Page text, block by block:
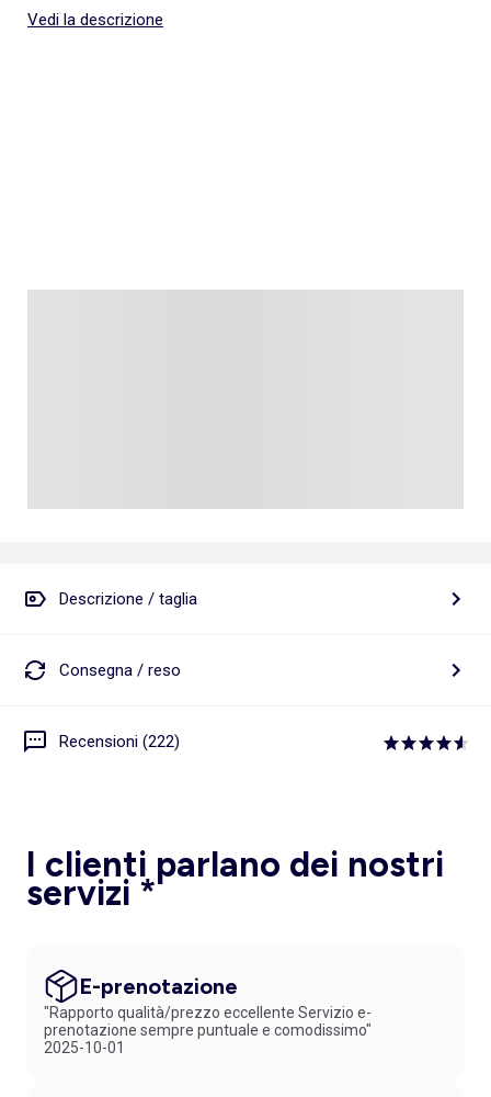
Vedi la descrizione
Descrizione / taglia
Consegna / reso
Recensioni (222)
I clienti parlano dei nostri
servizi *
E-prenotazione
"Rapporto qualità/prezzo eccellente Servizio e-
prenotazione sempre puntuale e comodissimo"
2025-10-01